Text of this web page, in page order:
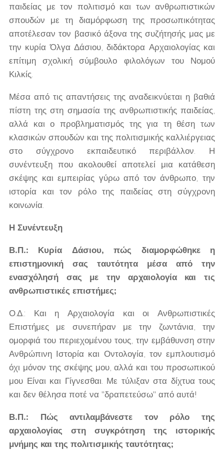
παιδείας με τον πολιτισμό και των ανθρωπιστικών
σπουδών με τη διαμόρφωση της προσωπικότητας
αποτέλεσαν τον βασικό άξονα της συζήτησής μας με
την κυρία Όλγα Δάσιου, διδάκτορα Αρχαιολογίας και
επίτιμη σχολική σύμβουλο φιλολόγων του Νομού
Κιλκίς.
Μέσα από τις απαντήσεις της αναδεικνύεται η βαθιά
πίστη της στη σημασία της ανθρωπιστικής παιδείας,
αλλά και ο προβληματισμός της για τη θέση των
κλασικών σπουδών και της πολιτισμικής καλλιέργειας
στο σύγχρονο εκπαιδευτικό περιβάλλον. Η
συνέντευξη που ακολουθεί αποτελεί μια κατάθεση
σκέψης και εμπειρίας γύρω από τον άνθρωπο, την
ιστορία και τον ρόλο της παιδείας στη σύγχρονη
κοινωνία.
Η Συνέντευξη
Β.Π.: Κυρία Δάσιου, πώς διαμορφώθηκε η
επιστημονική σας ταυτότητα μέσα από την
ενασχόλησή σας με την αρχαιολογία και τις
ανθρωπιστικές επιστήμες;
Ο.Δ.: Και η Αρχαιολογία και οι Ανθρωπιστικές
Επιστήμες με συνεπήραν με την ζωντάνια, την
ομορφιά του περιεχομένου τους, την εμβάθυνση στην
Ανθρώπινη Ιστορία και Οντολογία, τον εμπλουτισμό
όχι μόνον της σκέψης μου, αλλά και του προσωπικού
μου Είναι και Γίγνεσθαι. Με τύλιξαν στα δίχτυα τους
και δεν θέλησα ποτέ να "δραπετεύσω" από αυτά!
Β.Π.: Πώς αντιλαμβάνεστε τον ρόλο της
αρχαιολογίας στη συγκρότηση της ιστορικής
μνήμης και της πολιτισμικής ταυτότητας;